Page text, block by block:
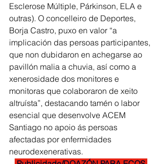
Esclerose Múltiple, Párkinson, ELA e
outras). O concelleiro de Deportes,
Borja Castro, puxo en valor “a
implicación das persoas participantes,
que non dubidaron en achegarse ao
pavillón malia a chuvia, así como a
xenerosidade dos monitores e
monitoras que colaboraron de xeito
altruísta”, destacando tamén o labor
esencial que desenvolve ACEM
Santiago no apoio ás persoas
afectadas por enfermidades
neurodexenerativas.